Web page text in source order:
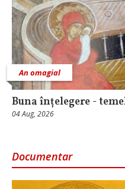
An omagial
Buna înțelegere -
04 Aug, 2026
Documentar